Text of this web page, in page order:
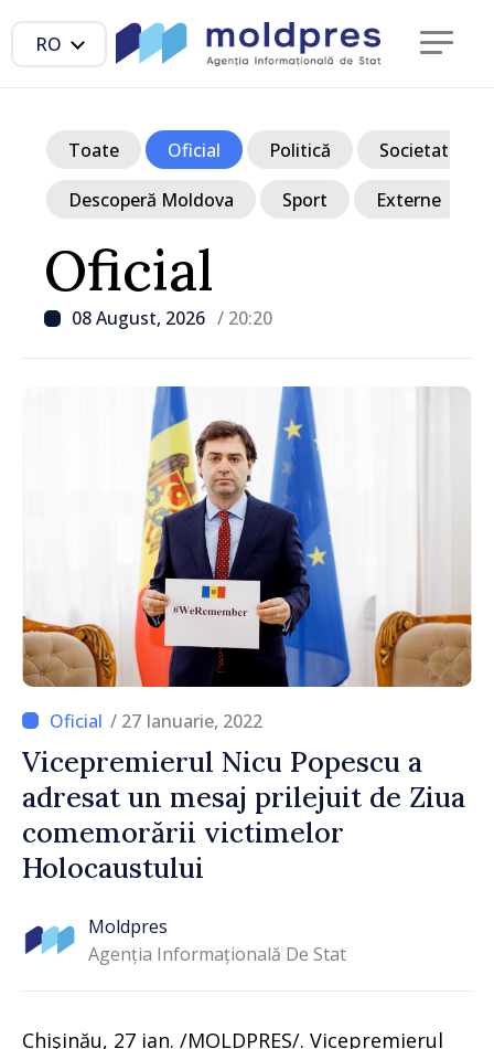
RO
Oficial
08 August, 2026 / 20:20
Toate Oficial Politică Societate
Descoperă Moldova Sport Externe
/ 27 Ianuarie, 2022
Vicepremierul Nicu Popescu a
adresat un mesaj prilejuit de Ziua
comemorării victimelor
Holocaustului
Moldpres
Agenția Informațională De Stat
Chişinău, 27 ian. /MOLDPRES/. Vicepremierul